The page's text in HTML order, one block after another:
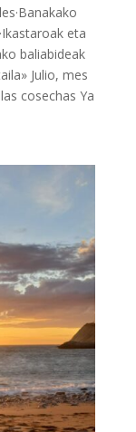
eta
baliabideak
Julio, mes
cosechas Ya